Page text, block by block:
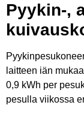
Pyykin-,
laitteen iän
0,9 kWh per
pesulla viikossa